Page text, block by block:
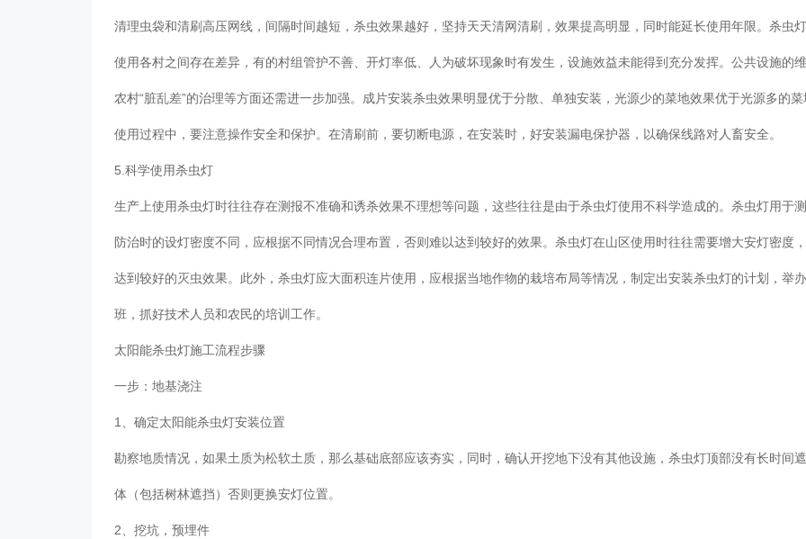
清理虫袋和清刷高压网线，间隔时间越短，杀虫效果越好，坚持天天清网清刷，效果提高明显，同时能延长使用年限。杀虫
使用各村之间存在差异，有的村组管护不善、开灯率低、人为破坏现象时有发生，设施效益未能得到充分发挥。公共设施的维
农村“脏乱差”的治理等方面还需进一步加强。成片安装杀虫效果明显优于分散、单独安装，光源少的菜地效果优于光源多的菜
使用过程中，要注意操作安全和保护。在清刷前，要切断电源，在安装时，好安装漏电保护器，以确保线路对人畜安全。
5.科学使用杀虫灯
生产上使用杀虫灯时往往存在测报不准确和诱杀效果不理想等问题，这些往往是由于杀虫灯使用不科学造成的。杀虫灯用于
防治时的设灯密度不同，应根据不同情况合理布置，否则难以达到较好的效果。杀虫灯在山区使用时往往需要增大安灯密度
达到较好的灭虫效果。此外，杀虫灯应大面积连片使用，应根据当地作物的栽培布局等情况，制定出安装杀虫灯的计划，举
班，抓好技术人员和农民的培训工作。
太阳能杀虫灯施工流程步骤
一步：地基浇注
1、确定太阳能杀虫灯安装位置
勘察地质情况，如果土质为松软土质，那么基础底部应该夯实，同时，确认开挖地下没有其他设施，杀虫灯顶部没有长时间
体（包括树林遮挡）否则更换安灯位置。
2、挖坑，预埋件